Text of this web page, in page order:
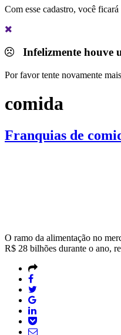
Com esse cadastro, você
Infelizmente houve
Por favor tente novamente
comida
Franquias de
O ramo da alimentação no
R$ 28 bilhões durante o ano,